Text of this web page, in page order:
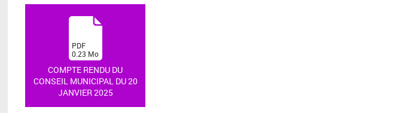
COMPTE RENDU DU
CONSEIL MUNICIPAL DU 20
JANVIER 2025
(PDF
0.23 Mo
)